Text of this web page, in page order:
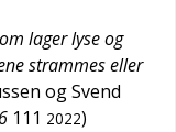
lager lyse og
strammes eller
og Svend
111 2022)